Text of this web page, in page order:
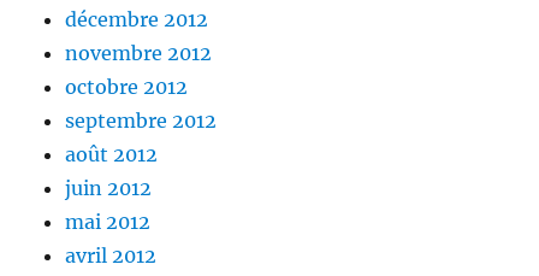
décembre 2012
novembre 2012
octobre 2012
septembre 2012
août 2012
juin 2012
mai 2012
avril 2012